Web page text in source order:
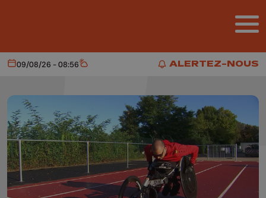
ALERTEZ-NOUS
ALERTEZ-NOUS
Aujourd'hui
09/08/26 - 08:56 Météo